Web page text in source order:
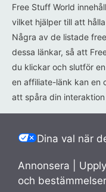
Free Stuff World
vilket hjälper till att
Några av de listade
dessa länkar, så att
du klickar och slutför
en affiliate-länk kan en
att spåra din
Dina val när
Annonsera
och bestämmelser